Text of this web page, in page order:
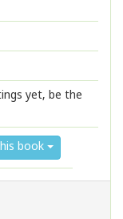
yet, be the
book